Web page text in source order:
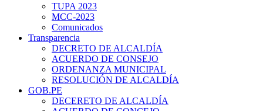
TUPA 2023
MCC-2023
Comunicados
Transparencia
DECRETO DE ALCALDÍA
ACUERDO DE CONSEJO
ORDENANZA MUNICIPAL
RESOLUCIÓN DE ALCALDÍA
GOB.PE
DECERETO DE ALCALDÍA